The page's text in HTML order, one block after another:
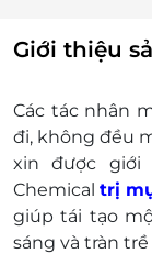
112
Địa chỉ:
Một khách
E-Voucher/
thành tiền
Không áp
khuyến mại
Giới thiệu
Các tác nhân
đi, không đều
xin được giới
Chemicaltrị
giúptái tạo
sáng và tràn